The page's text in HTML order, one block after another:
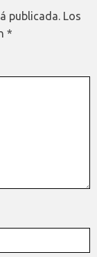
publicada. Los
*